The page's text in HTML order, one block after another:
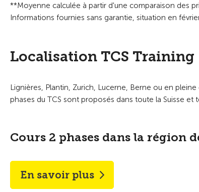
**Moyenne calculée à partir d'une comparaison des
Informations fournies sans garantie, situation en
Localisation TCS Training
Lignières, Plantin, Zurich, Lucerne, Berne ou en
phases du TCS sont proposés dans toute la Suisse
Cours 2 phases dans la région
En savoir plus